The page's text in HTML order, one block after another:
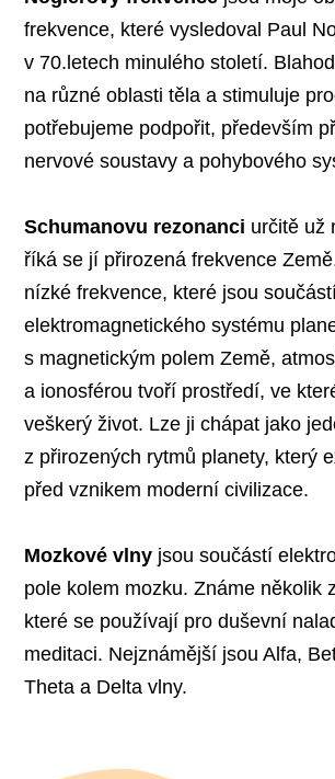
frekvence, které vysledoval Paul
v 70.letech minulého století.
na různé oblasti těla a stimuluje
potřebujeme podpořit, především
nervové soustavy a pohybového
Schumanovu rezonanci určitě už
říká se jí přirozená frekvence
nízké frekvence, které jsou
elektromagnetického systému
s magnetickým polem Země,
a ionosférou tvoří prostředí, ve
veškerý život. Lze ji chápat jako
z přirozených rytmů planety, který
před vznikem moderní civilizace.
Mozkové vlny jsou součástí
pole kolem mozku. Známe několik
které se používají pro duševní
meditaci. Nejznámější jsou Alfa,
Theta a Delta vlny.